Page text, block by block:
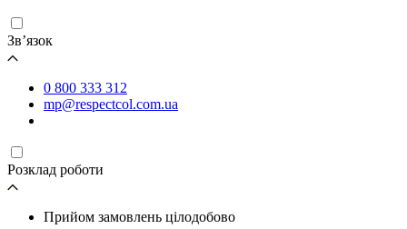
Зв’язок
0 800 333 312
mp@respectcol.com.ua
Розклад роботи
Прийом замовлень цілодобово